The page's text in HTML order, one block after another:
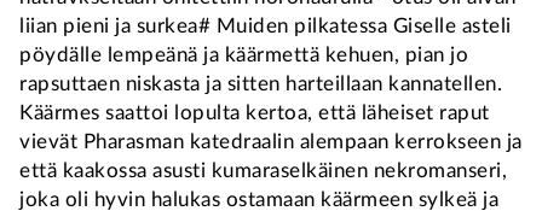
liian pieni ja surkea# Muiden pilkatessa Giselle asteli
pöydälle lempeänä ja käärmettä kehuen, pian jo
rapsuttaen niskasta ja sitten harteillaan kannatellen.
Käärmes saattoi lopulta kertoa, että läheiset raput
vievät Pharasman katedraalin alempaan kerrokseen ja
että kaakossa asusti kumaraselkäinen nekromanseri,
joka oli hyvin halukas ostamaan käärmeen sylkeä ja